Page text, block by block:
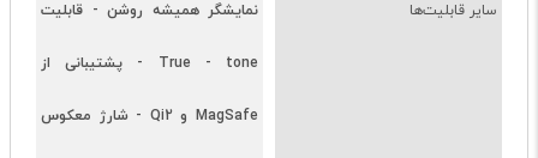
سایر قابلیت‌ها نمایشگر همیشه روشن - قابلیت
True - tone - پشتیبانی از
MagSafe و Qi2 - شارژ معکوس